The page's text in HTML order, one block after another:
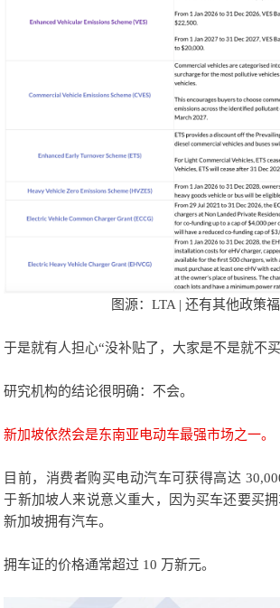
图源：LTA | 还有其他政策福
于是就有人担心“没补贴了，大家是不是就不
研究机构的结论很明确：不会。
新加坡依然会是东南亚电动车最强市场之一。
目前，消费者购买电动汽车可获得高达
于新加坡人来说意义重大，因为买车还要买
新加坡拥有汽车。
拥车证的价格通常超过 10 万新元。